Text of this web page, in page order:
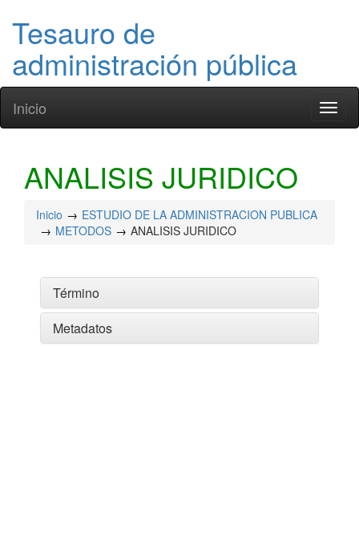
Tesauro de
administración pública
Inicio
ANALISIS JURIDICO
Inicio
ESTUDIO DE LA ADMINISTRACION PUBLICA
METODOS
ANALISIS JURIDICO
Término
Metadatos